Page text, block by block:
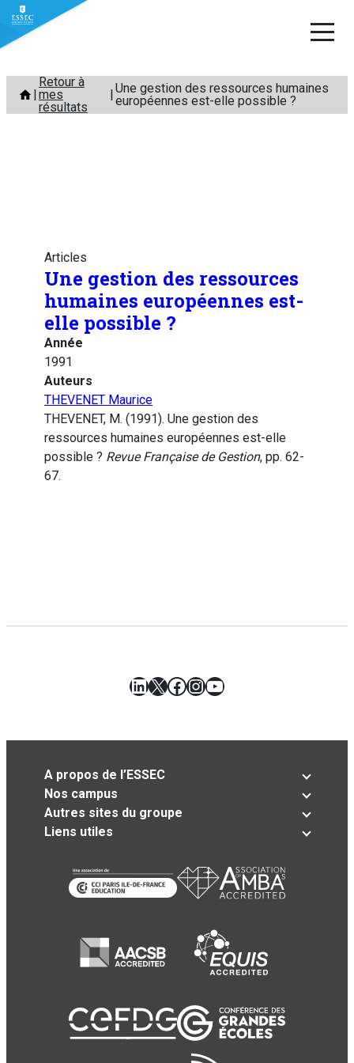
Aller
contenu
Retour à
mes
résultats
Une gestion des ressources humaines
européennes est-elle possible ?
Articles
Une gestion des ressources
humaines européennes est-
elle possible ?
Année
1991
Auteurs
THEVENET Maurice
THEVENET, M. (1991). Une gestion des
ressources humaines européennes est-elle
possible ? Revue Française de Gestion, pp. 62-
67.
LinkedIn
X Facebook
Instagram
YouTube
A propos de l’ESSEC
Nos campus
Autres sites du groupe
Liens utiles